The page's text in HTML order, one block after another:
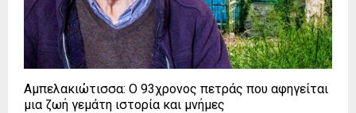
Αμπελακιώτισσα: Ο 93χρονος πετράς που αφηγείται
μια ζωή γεμάτη ιστορία και μνήμες